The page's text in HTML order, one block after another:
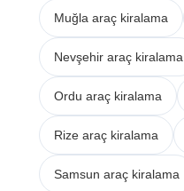
Muğla araç kiralama
Nevşehir araç kiralama
Ordu araç kiralama
Rize araç kiralama
Samsun araç kiralama